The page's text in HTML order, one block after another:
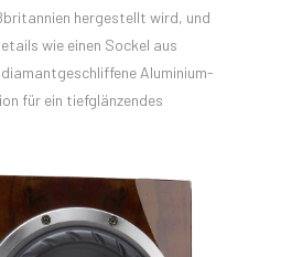
hergestellt wird, und
wie einen Sockel aus
Aluminium-
für ein tiefglänzendes